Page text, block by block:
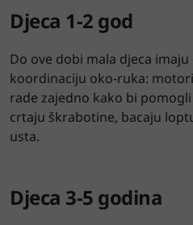
Djeca 1-2 god
Do ove dobi mala djeca
koordinaciju oko-ruka:
rade zajedno kako bi
crtaju škrabotine, bacaju
usta.
Djeca 3-5 godina